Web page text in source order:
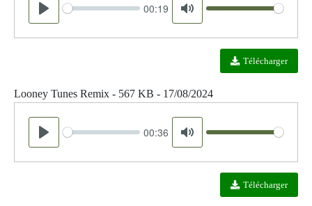
Play
Seek 00:19
Mute
Volume
Télécharger
Looney Tunes Remix - 567 KB - 17/08/2024
Play
Seek 00:36
Mute
Volume
Télécharger